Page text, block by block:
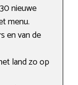
nieuwe
menu.
en van de
land zo op